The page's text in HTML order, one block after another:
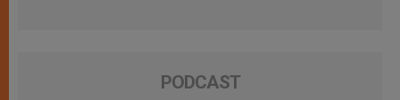
PODCAST